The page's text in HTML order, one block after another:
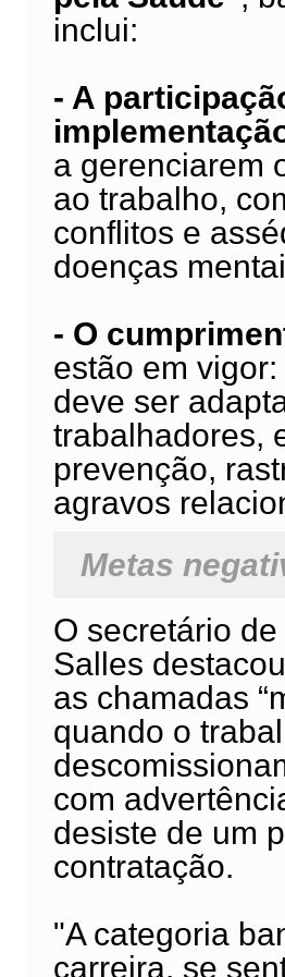
inclui:
- A
a gerenciarem
ao trabalho,
conflitos e
doenças
- O
estão em
deve ser
trabalhadores,
prevenção,
agravos
Metas
O secretário
Salles
as chamadas
quando o
com
desiste de um
contratação.
"A categoria
carreira, se